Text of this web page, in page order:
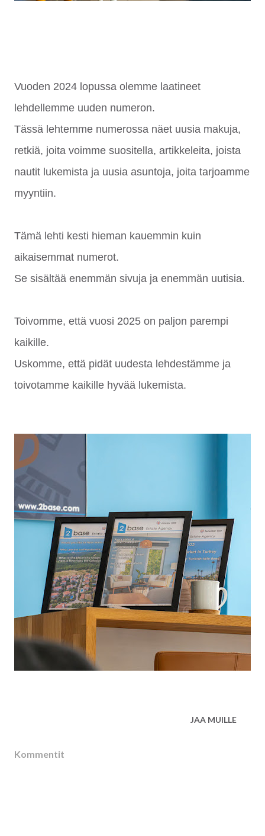
Vuoden 2024 lopussa olemme laatineet
lehdellemme uuden numeron.
Tässä lehtemme numerossa näet uusia makuja,
retkiä, joita voimme suositella, artikkeleita, joista
nautit lukemista ja uusia asuntoja, joita tarjoamme
myyntiin.
Tämä lehti kesti hieman kauemmin kuin
aikaisemmat numerot.
Se sisältää enemmän sivuja ja enemmän uutisia.
Toivomme, että vuosi 2025 on paljon parempi
kaikille.
Uskomme, että pidät uudesta lehdestämme ja
toivotamme kaikille hyvää lukemista.
JAA MUILLE
Kommentit